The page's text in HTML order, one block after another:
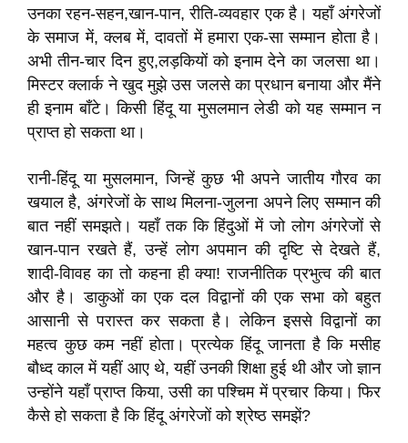
उनका रहन-सहन,खान-पान, रीति-व्यवहार एक है। यहाँ अंगरेजों
के समाज में, क्लब में, दावतों में हमारा एक-सा सम्मान होता है।
अभी तीन-चार दिन हुए,लड़कियों को इनाम देने का जलसा था।
मिस्टर क्लार्क ने खुद मुझे उस जलसे का प्रधान बनाया और मैंने
ही इनाम बाँटे। किसी हिंदू या मुसलमान लेडी को यह सम्मान न
प्राप्त हो सकता था।
रानी-हिंदू या मुसलमान, जिन्हें कुछ भी अपने जातीय गौरव का
खयाल है, अंगरेजों के साथ मिलना-जुलना अपने लिए सम्मान की
बात नहीं समझते। यहाँ तक कि हिंदुओं में जो लोग अंगरेजों से
खान-पान रखते हैं, उन्हें लोग अपमान की दृष्टि से देखते हैं,
शादी-विावह का तो कहना ही क्या! राजनीतिक प्रभुत्व की बात
और है। डाकुओं का एक दल विद्वानों की एक सभा को बहुत
आसानी से परास्त कर सकता है। लेकिन इससे विद्वानों का
महत्व कुछ कम नहीं होता। प्रत्येक हिंदू जानता है कि मसीह
बौध्द काल में यहीं आए थे, यहीं उनकी शिक्षा हुई थी और जो ज्ञान
उन्होंने यहाँ प्राप्त किया, उसी का पश्चिम में प्रचार किया। फिर
कैसे हो सकता है कि हिंदू अंगरेजों को श्रेष्ठ समझें?